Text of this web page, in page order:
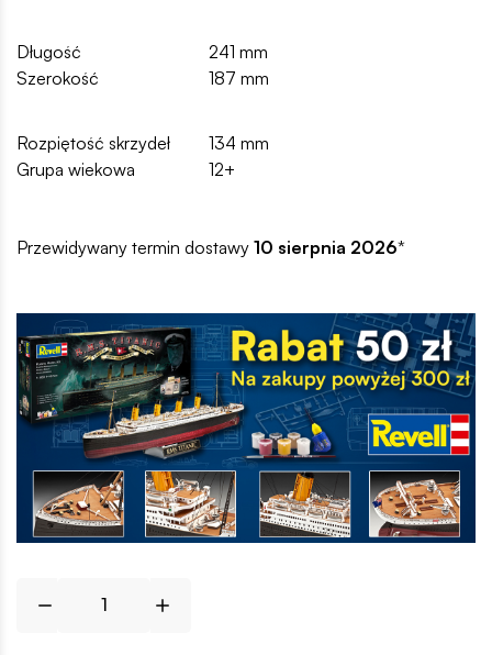
Długość
241 mm
Szerokość
187 mm
Rozpiętość skrzydeł
134 mm
Grupa wiekowa
12+
Przewidywany termin dostawy 10 sierpnia 2026*